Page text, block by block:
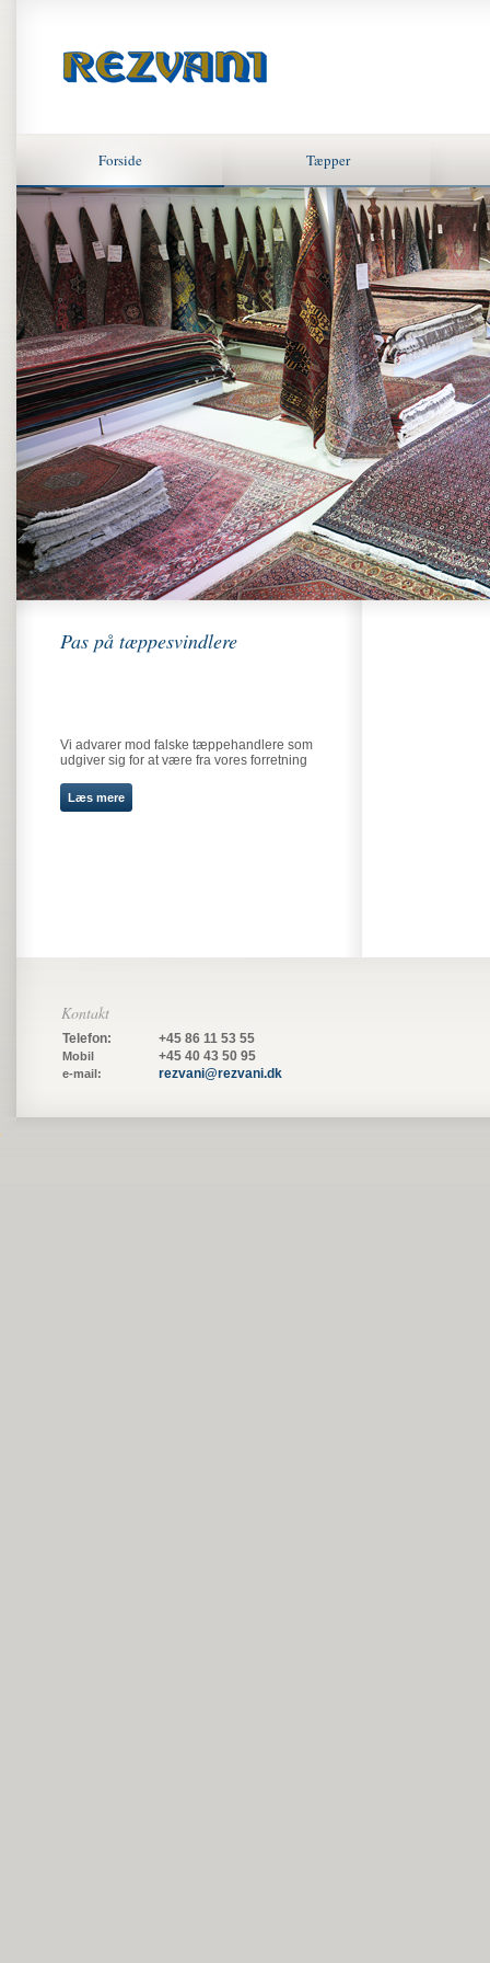
Forside Tæpper
Pas på tæppesvindlere
Vi advarer mod falske tæppehandlere som
udgiver sig for at være fra vores forretning
Læs mere
Kontakt
Telefon: +45 86 11 53 55
Mobil +45 40 43 50 95
e-mail: rezvani@rezvani.dk